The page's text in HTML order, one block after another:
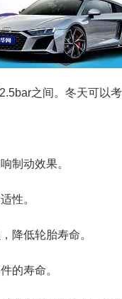
之间。冬天可以
制动效果。
性。
降低轮胎寿命。
的寿命。